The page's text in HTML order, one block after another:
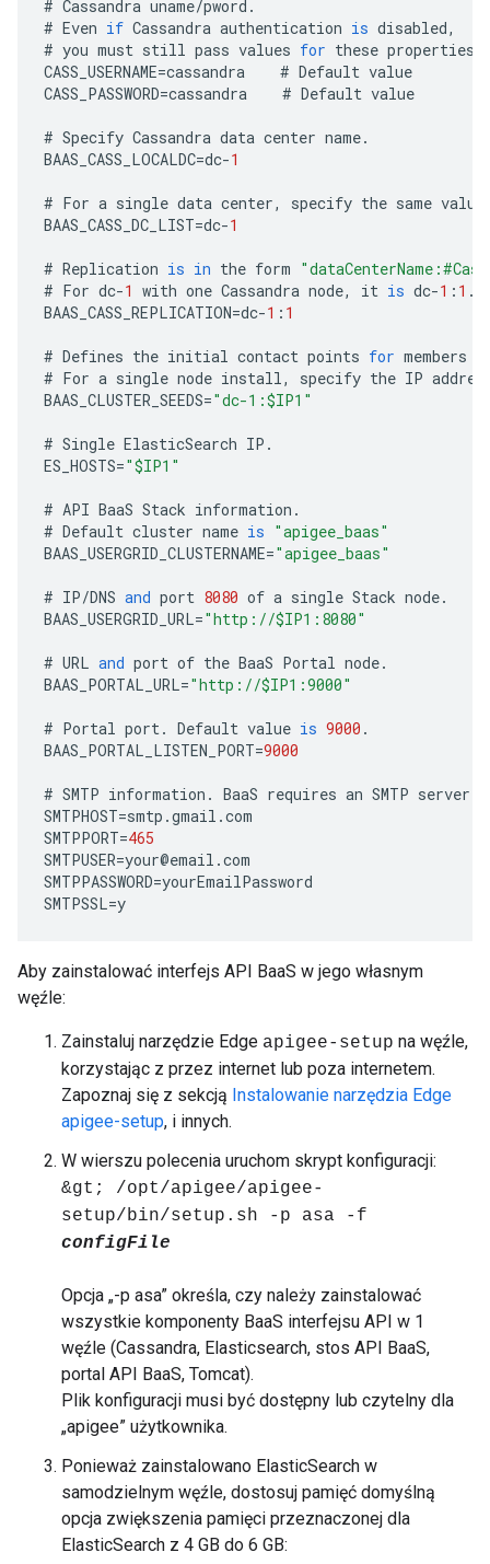
# Cassandra uname/pword .
# Even if Cassandra authentication is disabled,
# you must still pass values for these properties
CASS_USERNAME=cassandra # Default value
CASS_PASSWORD=cassandra # Default value
# Specify Cassandra data center name.
BAAS_CASS_LOCALDC=dc-1
# For a single data center, specify the same value
BAAS_CASS_DC_LIST=dc-1
# Replication is in the form
# For dc-1 with one Cassandra node, it is dc-1 : 1 .
BAAS_CASS_REPLICATION=dc-1 : 1
# Defines the initial contact points for members
# For a single node install, specify the IP
BAAS_CLUSTER_SEEDS="dc-1:$IP1"
# Single ElasticSearch IP .
ES_HOSTS="$IP1"
# API BaaS Stack information .
# Default cluster name is "apigee_baas"
BAAS_USERGRID_CLUSTERNAME="apigee_baas"
# IP/DNS and port 8080 of a single Stack node.
BAAS_USERGRID_URL="http://$IP1:8080"
# URL and port of the BaaS Portal node.
BAAS_PORTAL_URL="http://$IP1:9000"
# Portal port. Default value is 9000 .
BAAS_PORTAL_LISTEN_PORT=9000
# SMTP information . BaaS requires an SMTP server
SMTPHOST=smtp .gmail .com
SMTPPORT=465
SMTPUSER=your@email .com
SMTPPASSWORD=yourEmailPassword
SMTPSSL=y
Aby zainstalować interfejs API BaaS w jego własnym
węźle:
Zainstaluj narzędzie Edge apigee-setup na węźle,
korzystając z przez internet lub poza internetem.
Zapoznaj się z sekcją Instalowanie narzędzia Edge
apigee-setup, i innych.
W wierszu polecenia uruchom skrypt konfiguracji:
&gt; /opt/apigee/apigee-
setup/bin/setup.sh -p asa -f
configFile
Opcja „-p asa” określa, czy należy zainstalować
wszystkie komponenty BaaS interfejsu API w 1
węźle (Cassandra, Elasticsearch, stos API BaaS,
portal API BaaS, Tomcat).
Plik konfiguracji musi być dostępny lub czytelny dla
„apigee” użytkownika.
Ponieważ zainstalowano ElasticSearch w
samodzielnym węźle, dostosuj pamięć domyślną
opcja zwiększenia pamięci przeznaczonej dla
ElasticSearch z 4 GB do 6 GB: